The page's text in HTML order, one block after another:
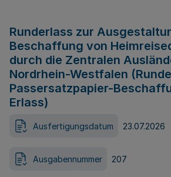
Runderlass zur
Beschaffung von
durch die Zentralen
Nordrhein-Westfalen
Passersatzpapier-
Erlass)
Ausfertigungsdatum 23.07.2026
Ausgabennummer 207